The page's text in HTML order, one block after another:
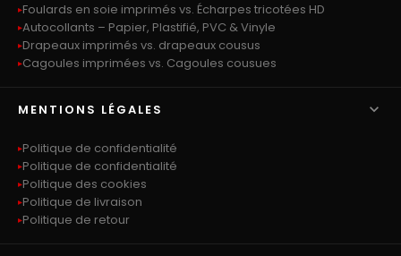
Foulards en soie imprimés vs. Écharpes tricotées HD
Autocollants – Papier, Plastifié, PVC & Vinyle
Drapeaux imprimés vs. drapeaux cousus
Cagoules imprimées vs. Cagoules cousues
MENTIONS LÉGALES 
Politique de confidentialité
Politique de confidentialité
Politique des cookies
Politique de livraison
Politique de retour